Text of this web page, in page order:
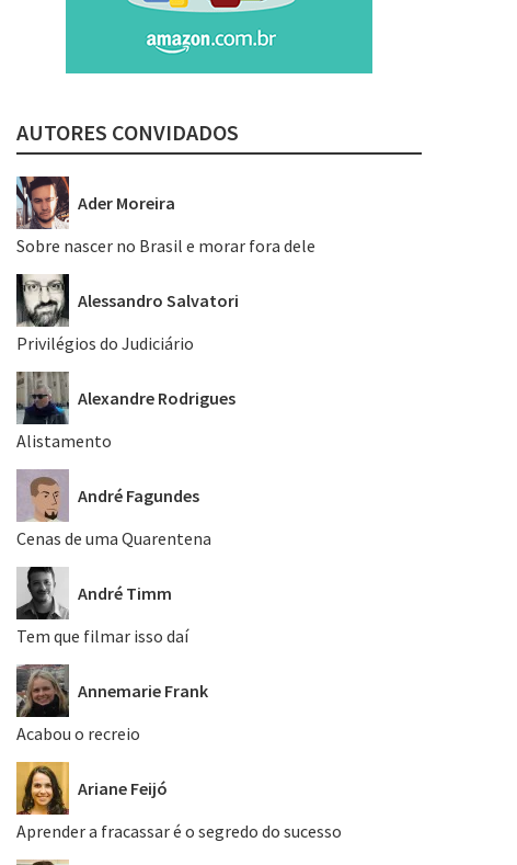
AUTORES CONVIDADOS
Ader Moreira
Sobre nascer no Brasil e morar fora dele
Alessandro Salvatori
Privilégios do Judiciário
Alexandre Rodrigues
Alistamento
André Fagundes
Cenas de uma Quarentena
André Timm
Tem que filmar isso daí
Annemarie Frank
Acabou o recreio
Ariane Feijó
Aprender a fracassar é o segredo do sucesso